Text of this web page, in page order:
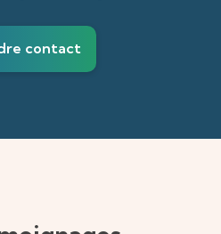
contact